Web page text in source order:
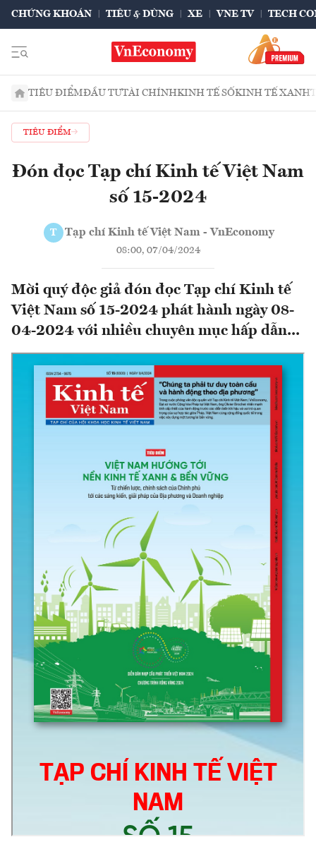
CHỨNG KHOÁN TIÊU & DÙNG XE VNE TV TECH
TIÊU ĐIỂMĐẦU TƯTÀI CHÍNHKINH TẾ SỐKINH TẾ XANH
TIÊU ĐIỂM
Đón đọc Tạp chí Kinh tế Việt Nam
số 15-2024
T Tạp chí Kinh tế Việt Nam - VnEconomy
08:00, 07/04/2024
Mời quý độc giả đón đọc Tạp chí Kinh tế
Việt Nam số 15-2024 phát hành ngày 08-
04-2024 với nhiều chuyên mục hấp dẫn...